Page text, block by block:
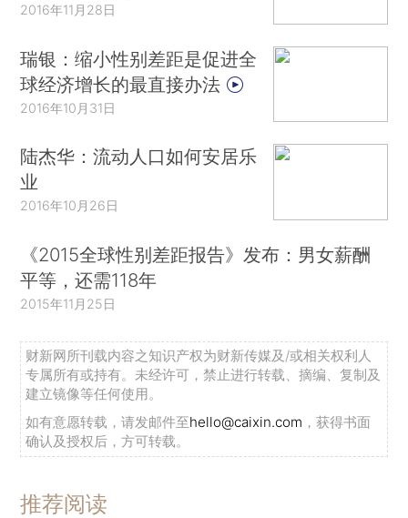
2016年11月28日
瑞银：缩小性别差距是促进全
球经济增长的最直接办法
2016年10月31日
陆杰华：流动人口如何安居乐
业
2016年10月26日
《2015全球性别差距报告》发布：男女薪酬
平等，还需118年
2015年11月25日
财新网所刊载内容之知识产权为财新传媒及/或相关权利人
专属所有或持有。未经许可，禁止进行转载、摘编、复制及
建立镜像等任何使用。
如有意愿转载，请发邮件至hello@caixin.com ，获得书面
确认及授权后，方可转载。
推荐阅读